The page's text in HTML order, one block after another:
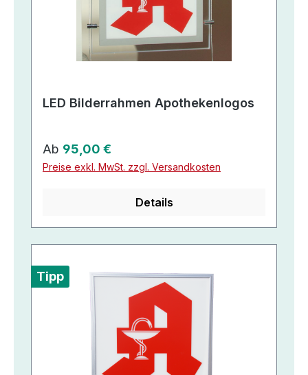
LED Bilderrahmen Apothekenlogos
Regulärer Preis:
Ab 95,00 €
Preise exkl. MwSt. zzgl. Versandkosten
Details
Tipp